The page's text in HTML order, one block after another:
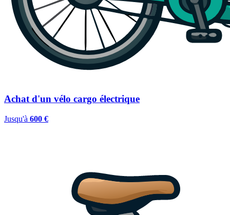
Achat d'un vélo cargo électrique
Jusqu'à 600 €